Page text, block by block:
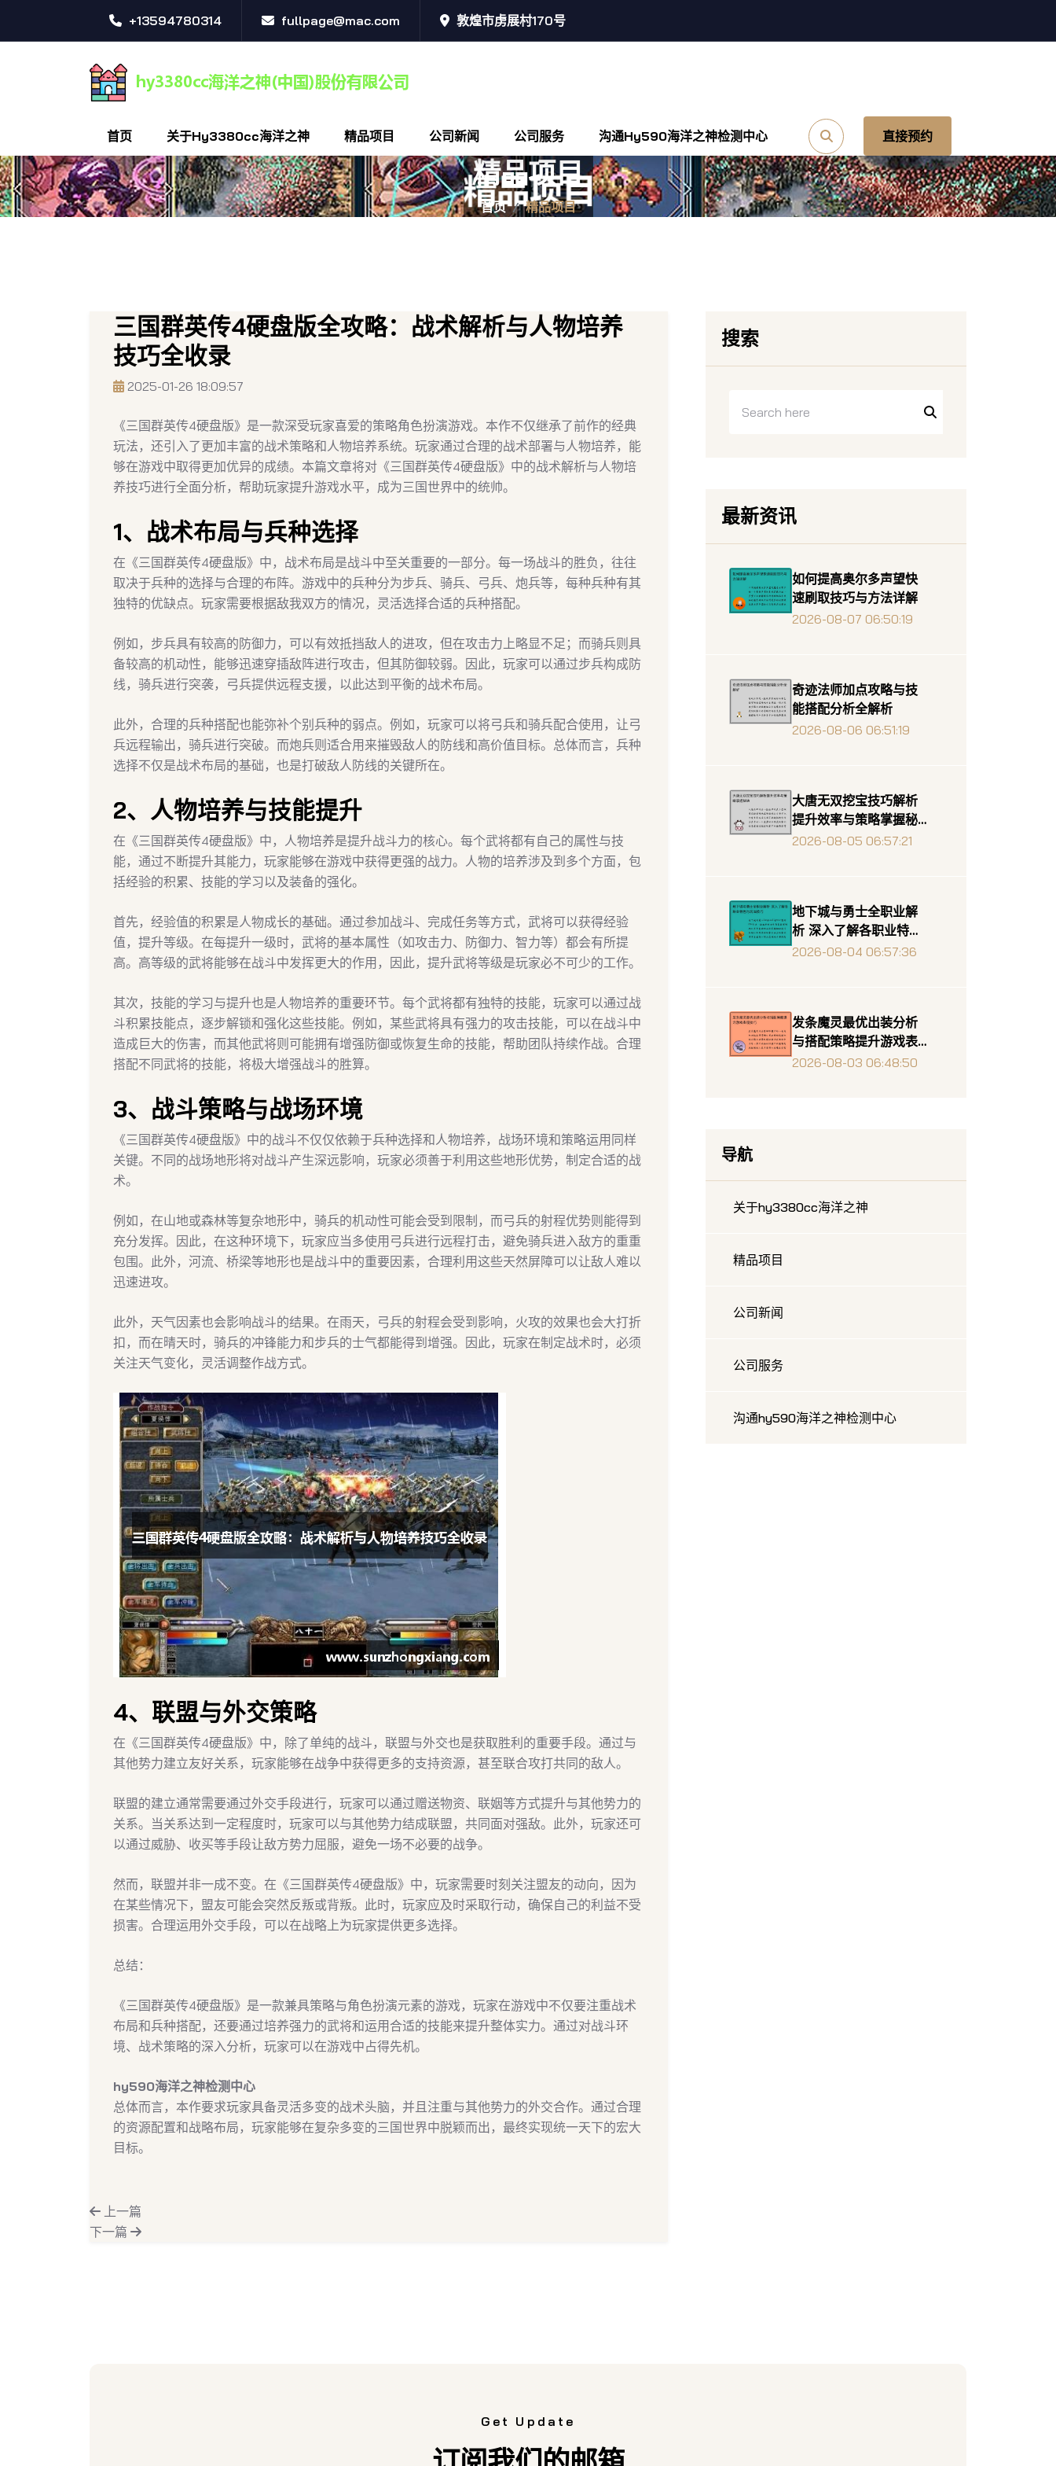
+13594780314 fullpage@mac.com 敦煌市虏展村170号
首页 关于hy3380cc海洋之神 精品项目 公司新闻 公司服务 沟通hy590海洋之神检测中心 直接预约
精品项目
首页 精品项目
三国群英传4硬盘版全攻略：战术解析与人物培养
技巧全收录
2025-01-26 18:09:57
《三国群英传4硬盘版》是一款深受玩家喜爱的策略角色扮演游戏。本作不仅继承了前作的经典
玩法，还引入了更加丰富的战术策略和人物培养系统。玩家通过合理的战术部署与人物培养，能
够在游戏中取得更加优异的成绩。本篇文章将对《三国群英传4硬盘版》中的战术解析与人物培
养技巧进行全面分析，帮助玩家提升游戏水平，成为三国世界中的统帅。
1、战术布局与兵种选择
在《三国群英传4硬盘版》中，战术布局是战斗中至关重要的一部分。每一场战斗的胜负，往往
取决于兵种的选择与合理的布阵。游戏中的兵种分为步兵、骑兵、弓兵、炮兵等，每种兵种有其
独特的优缺点。玩家需要根据敌我双方的情况，灵活选择合适的兵种搭配。
例如，步兵具有较高的防御力，可以有效抵挡敌人的进攻，但在攻击力上略显不足；而骑兵则具
备较高的机动性，能够迅速穿插敌阵进行攻击，但其防御较弱。因此，玩家可以通过步兵构成防
线，骑兵进行突袭，弓兵提供远程支援，以此达到平衡的战术布局。
此外，合理的兵种搭配也能弥补个别兵种的弱点。例如，玩家可以将弓兵和骑兵配合使用，让弓
兵远程输出，骑兵进行突破。而炮兵则适合用来摧毁敌人的防线和高价值目标。总体而言，兵种
选择不仅是战术布局的基础，也是打破敌人防线的关键所在。
2、人物培养与技能提升
在《三国群英传4硬盘版》中，人物培养是提升战斗力的核心。每个武将都有自己的属性与技
能，通过不断提升其能力，玩家能够在游戏中获得更强的战力。人物的培养涉及到多个方面，包
括经验的积累、技能的学习以及装备的强化。
首先，经验值的积累是人物成长的基础。通过参加战斗、完成任务等方式，武将可以获得经验
值，提升等级。在每提升一级时，武将的基本属性（如攻击力、防御力、智力等）都会有所提
高。高等级的武将能够在战斗中发挥更大的作用，因此，提升武将等级是玩家必不可少的工作。
其次，技能的学习与提升也是人物培养的重要环节。每个武将都有独特的技能，玩家可以通过战
斗积累技能点，逐步解锁和强化这些技能。例如，某些武将具有强力的攻击技能，可以在战斗中
造成巨大的伤害，而其他武将则可能拥有增强防御或恢复生命的技能，帮助团队持续作战。合理
搭配不同武将的技能，将极大增强战斗的胜算。
3、战斗策略与战场环境
《三国群英传4硬盘版》中的战斗不仅仅依赖于兵种选择和人物培养，战场环境和策略运用同样
关键。不同的战场地形将对战斗产生深远影响，玩家必须善于利用这些地形优势，制定合适的战
术。
例如，在山地或森林等复杂地形中，骑兵的机动性可能会受到限制，而弓兵的射程优势则能得到
充分发挥。因此，在这种环境下，玩家应当多使用弓兵进行远程打击，避免骑兵进入敌方的重重
包围。此外，河流、桥梁等地形也是战斗中的重要因素，合理利用这些天然屏障可以让敌人难以
迅速进攻。
此外，天气因素也会影响战斗的结果。在雨天，弓兵的射程会受到影响，火攻的效果也会大打折
扣，而在晴天时，骑兵的冲锋能力和步兵的士气都能得到增强。因此，玩家在制定战术时，必须
关注天气变化，灵活调整作战方式。
4、联盟与外交策略
在《三国群英传4硬盘版》中，除了单纯的战斗，联盟与外交也是获取胜利的重要手段。通过与
其他势力建立友好关系，玩家能够在战争中获得更多的支持资源，甚至联合攻打共同的敌人。
联盟的建立通常需要通过外交手段进行，玩家可以通过赠送物资、联姻等方式提升与其他势力的
关系。当关系达到一定程度时，玩家可以与其他势力结成联盟，共同面对强敌。此外，玩家还可
以通过威胁、收买等手段让敌方势力屈服，避免一场不必要的战争。
然而，联盟并非一成不变。在《三国群英传4硬盘版》中，玩家需要时刻关注盟友的动向，因为
在某些情况下，盟友可能会突然反叛或背叛。此时，玩家应及时采取行动，确保自己的利益不受
损害。合理运用外交手段，可以在战略上为玩家提供更多选择。
总结：
《三国群英传4硬盘版》是一款兼具策略与角色扮演元素的游戏，玩家在游戏中不仅要注重战术
布局和兵种搭配，还要通过培养强力的武将和运用合适的技能来提升整体实力。通过对战斗环
境、战术策略的深入分析，玩家可以在游戏中占得先机。
hy590海洋之神检测中心
总体而言，本作要求玩家具备灵活多变的战术头脑，并且注重与其他势力的外交合作。通过合理
的资源配置和战略布局，玩家能够在复杂多变的三国世界中脱颖而出，最终实现统一天下的宏大
目标。
上一篇
下一篇
搜索
最新资讯
如何提高奥尔多声望快
速刷取技巧与方法详解
2026-08-07 06:50:19
奇迹法师加点攻略与技
能搭配分析全解析
2026-08-06 06:51:19
大唐无双挖宝技巧解析
提升效率与策略掌握秘
诀
2026-08-05 06:57:21
地下城与勇士全职业解
析 深入了解各职业特色
与玩法技巧
2026-08-04 06:57:36
发条魔灵最优出装分析
与搭配策略提升游戏表
现技巧
2026-08-03 06:48:50
导航
关于hy3380cc海洋之神
精品项目
公司新闻
公司服务
沟通hy590海洋之神检测中心
Get Update